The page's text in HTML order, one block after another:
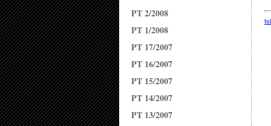
PT 2/2008
PT 1/2008
PT 17/2007
PT 16/2007
PT 15/2007
PT 14/2007
PT 13/2007